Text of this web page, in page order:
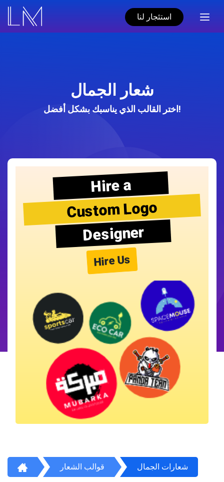
استئجار لنا
شعار الجمال
اختر القالب الذي يناسبك بشكل أفضل!
Hire a
Custom Logo
Designer
Hire Us
قوالب الشعار شعارات الجمال